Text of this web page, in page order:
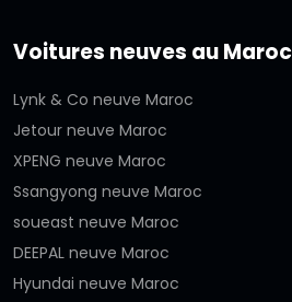
Voitures neuves au Maroc
Lynk & Co neuve Maroc
Jetour neuve Maroc
XPENG neuve Maroc
Ssangyong neuve Maroc
soueast neuve Maroc
DEEPAL neuve Maroc
Hyundai neuve Maroc